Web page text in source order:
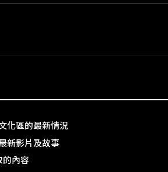
化區的最新情況
新影片及故事
的內容